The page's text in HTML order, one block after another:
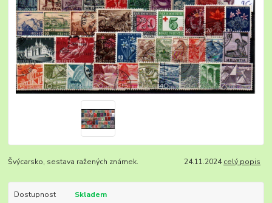
Švýcarsko, sestava ražených známek. 24.11.2024celý popis
Dostupnost
Skladem